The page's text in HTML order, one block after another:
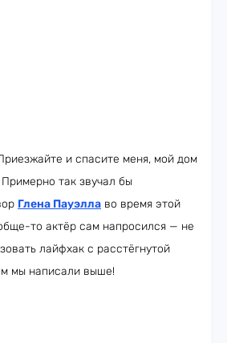
и спасите меня, мой дом
так звучал бы
Глена Пауэлла во время этой
то актёр сам напросился — не
лайфхак с расстёгнутой
мы написали выше!